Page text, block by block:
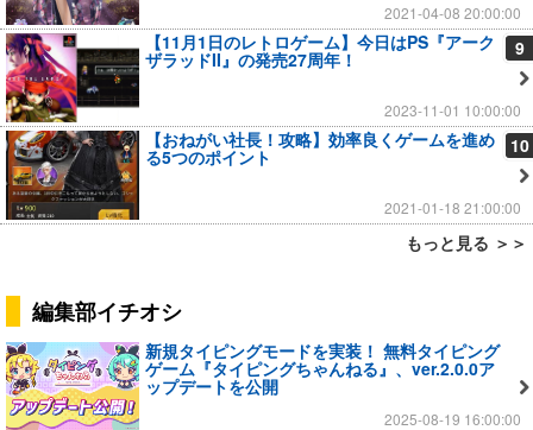
2021-04-08 20:00:00
9
【11月1日のレトロゲーム】今日はPS『アーク
ザラッドII』の発売27周年！
2023-11-01 10:00:00
10
【おねがい社長！攻略】効率良くゲームを進め
る5つのポイント
2021-01-18 21:00:00
もっと見る ＞＞
編集部イチオシ
新規タイピングモードを実装！ 無料タイピング
ゲーム『タイピングちゃんねる』、ver.2.0.0ア
ップデートを公開
2025-08-19 16:00:00